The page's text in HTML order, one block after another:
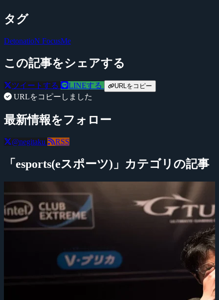
タグ
DetonatioN FocusMe
この記事をシェアする
ツイートする LINEする URLをコピー
URLをコピーしました
最新情報をフォロー
@negitaku RSS
「esports(eスポーツ)」カテゴリの記事